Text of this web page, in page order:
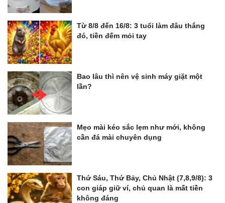
Từ 8/8 đến 16/8: 3 tuổi làm đâu thắng
đó, tiền đếm mỏi tay
Bao lâu thì nên vệ sinh máy giặt một
lần?
Mẹo mài kéo sắc lẹm như mới, không
cần đá mài chuyên dụng
Thứ Sáu, Thứ Bảy, Chủ Nhật (7,8,9/8): 3
con giáp giữ ví, chủ quan là mất tiền
không đáng